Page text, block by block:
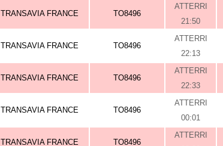
TRANSAVIA FRANCE TO8496
ATTERRI
21:50
TRANSAVIA FRANCE TO8496
ATTERRI
22:13
TRANSAVIA FRANCE TO8496
ATTERRI
22:33
TRANSAVIA FRANCE TO8496
ATTERRI
00:01
TRANSAVIA FRANCE TO8496
ATTERRI